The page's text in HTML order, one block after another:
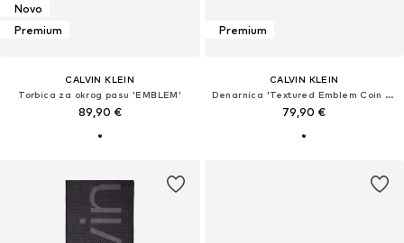
Novo
Premium
CALVIN KLEIN
Torbica za okrog pasu 'EMBLEM'
89,90 €
Premium
CALVIN KLEIN
Denarnica 'Textured Emblem Coin Pocket'
79,90 €